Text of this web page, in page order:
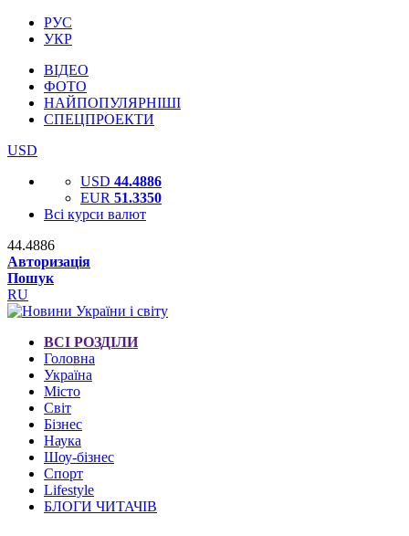
РУС
УКР
ВІДЕО
ФОТО
НАЙПОПУЛЯРНІШІ
СПЕЦПРОЕКТИ
USD
USD 44.4886
EUR 51.3350
Всі курси валют
44.4886
Авторизація
Пошук
RU
ВСІ РОЗДІЛИ
Головна
Україна
Місто
Світ
Бізнес
Наука
Шоу-бізнес
Спорт
Lifestyle
БЛОГИ ЧИТАЧІВ